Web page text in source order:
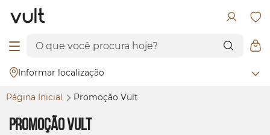
Informar localização
Página Inicial Promoção Vult
Promoção Vult